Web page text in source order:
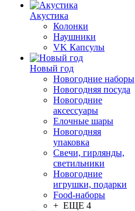
Акустика
Колонки
Наушники
VK Капсулы
Новый год
Новогодние наборы
Новогодняя посуда
Новогодние
аксессуары
Елочные шары
Новогодняя
упаковка
Свечи, гирлянды,
светильники
Новогодние
игрушки, подарки
Food-наборы
+ ЕЩЕ 4